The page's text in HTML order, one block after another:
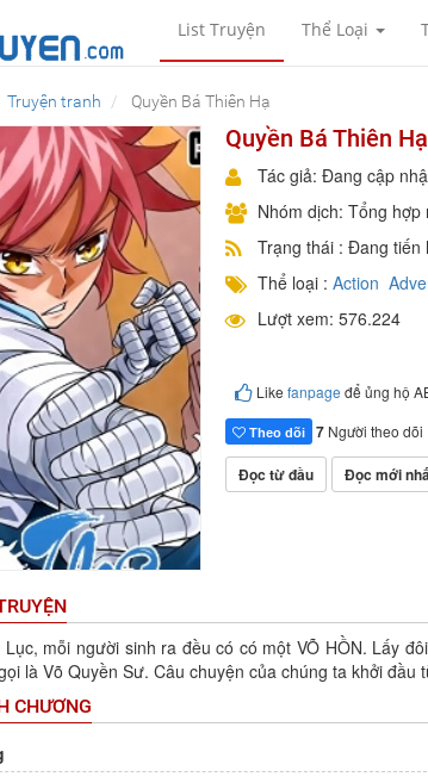
List Truyện Thể Loại
Truyện tranh Quyền Bá Thiên Hạ
Quyền Bá Thiên Hạ
Tác giả: Đang cập
Nhóm dịch: Tổng hợp
Trạng thái : Đang tiến
Thể loại : Action
Lượt xem: 576.224
Like fanpage để ủng hộ
Theo dõi 7 Người theo dõi
Đọc từ đầu Đọc mới
mỗi người sinh ra đều có có một VÕ HỒN. Lấy
là Võ Quyền Sư. Câu chuyện của chúng ta khởi đầu
CHƯƠNG